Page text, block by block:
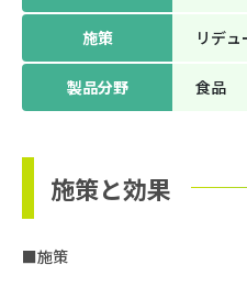
施策 リデュ
製品分野 ⾷品
施策と効果
■施策